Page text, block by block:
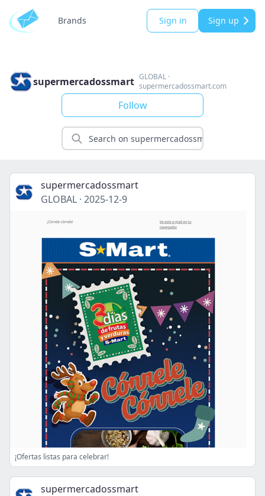
Brands Sign in Sign up
supermercadossmart GLOBAL ·
supermercadossmart.com
Follow
supermercadossmart
GLOBAL · 2025-12-9
¡Ofertas listas para celebrar!
supermercadossmart